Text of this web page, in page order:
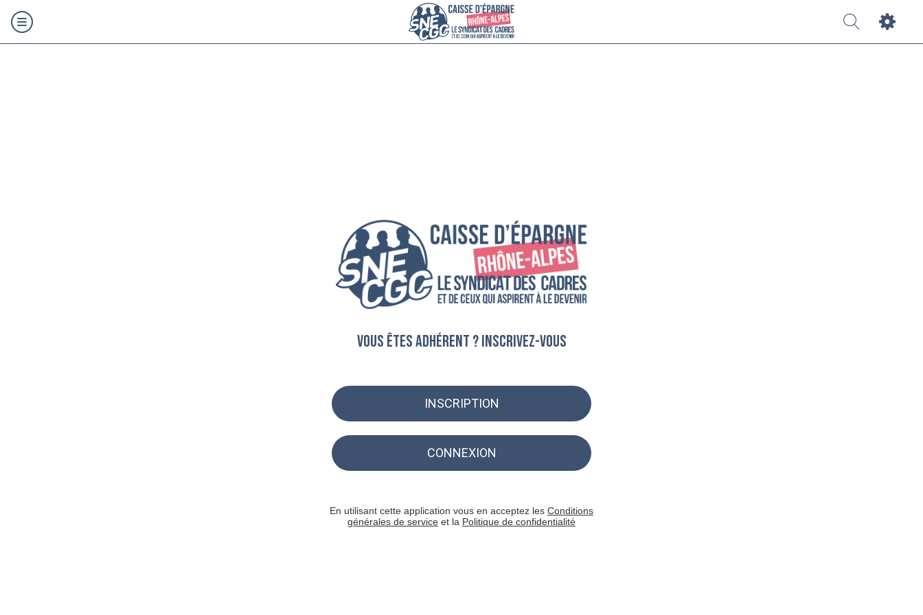
Vous êtes adhérent ? Inscrivez-vous
INSCRIPTION
CONNEXION
En utilisant cette application vous en acceptez les Conditions
générales de service et la Politique de confidentialité